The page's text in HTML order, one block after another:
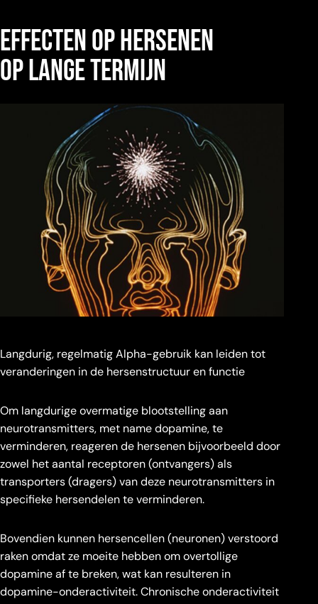
Effecten op hersenen
op lange termijn
Langdurig, regelmatig Alpha-gebruik kan leiden tot
veranderingen in de hersenstructuur en functie
Om langdurige overmatige blootstelling aan
neurotransmitters, met name dopamine, te
verminderen, reageren de hersenen bijvoorbeeld door
zowel het aantal receptoren (ontvangers) als
transporters (dragers) van deze neurotransmitters in
specifieke hersendelen te verminderen.
Bovendien kunnen hersencellen (neuronen) verstoord
raken omdat ze moeite hebben om overtollige
dopamine af te breken, wat kan resulteren in
dopamine-onderactiviteit. Chronische onderactiviteit